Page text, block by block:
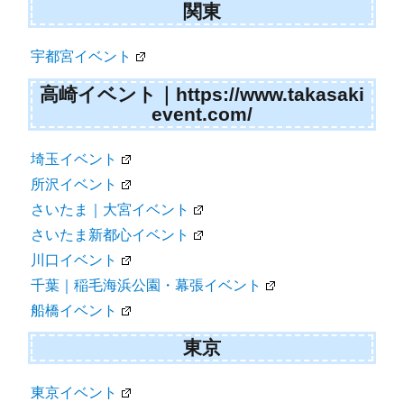
関東
宇都宮イベント
高崎イベント｜https://www.takasaki
event.com/
埼玉イベント
所沢イベント
さいたま｜大宮イベント
さいたま新都心イベント
川口イベント
千葉｜稲毛海浜公園・幕張イベント
船橋イベント
東京
東京イベント